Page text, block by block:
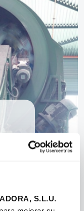
S.L.U.